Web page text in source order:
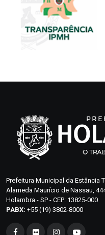
Prefeitura Municipal da Estância
Alameda Maurício de Nassau,
Holambra - SP - CEP: 13825-000
PABX: +55 (19) 3802-8000